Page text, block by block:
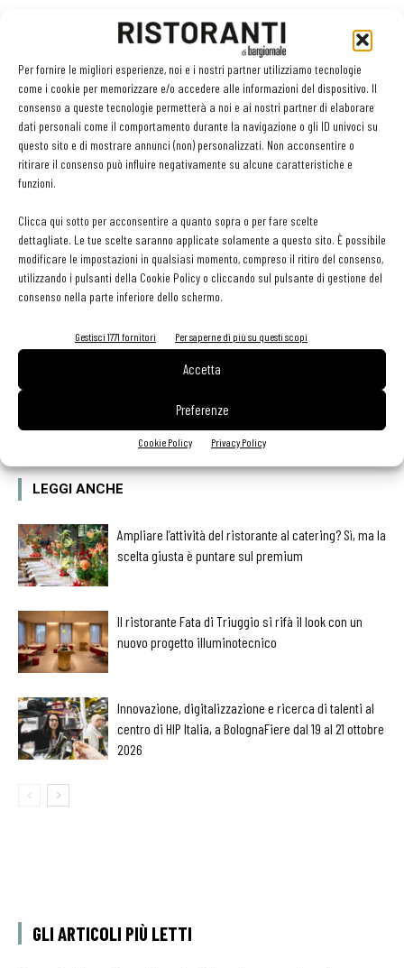
Per fornire le migliori esperienze, noi e i nostri partner utilizziamo tecnologie
come i cookie per memorizzare e/o accedere alle informazioni del dispositivo. Il
consenso a queste tecnologie permetterà a noi e ai nostri partner di elaborare
dati personali come il comportamento durante la navigazione o gli ID univoci su
questo sito e di mostrare annunci (non) personalizzati. Non acconsentire o
ritirare il consenso può influire negativamente su alcune caratteristiche e
funzioni.
Clicca qui sotto per acconsentire a quanto sopra o per fare scelte
dettagliate. Le tue scelte saranno applicate solamente a questo sito. È possibile
modificare le impostazioni in qualsiasi momento, compreso il ritiro del consenso,
utilizzando i pulsanti della Cookie Policy o cliccando sul pulsante di gestione del
consenso nella parte inferiore dello schermo.
Gestisci 1771 fornitori Per saperne di più su questi scopi
Accetta
Preferenze
Cookie Policy Privacy Policy
ciascun piatto una scheda tecnica e foto a disposizione del
personale di cucina. Non solo. Il Vademecum -consultabile
cliccando su questolink- dà anche pratiche indicazioni per
mettere in atto eventuali donazioni di cibo in surplus alle
organizzazioni benefiche, in sintonia con lo spirito della Legge 166
del 2016, la cosiddettalegge “antispreco”che promuove la
responsabilità sociale d’impresa proprio perché contribuisce ad
attivare la rete della solidarietà nella comunità.
TAG Apci Metro Italia vademecum
vademecum antisprechi
zero sprechi
zero waste
LEGGI ANCHE
Ampliare l’attività del ristorante al catering? Sì, ma la
scelta giusta è puntare sul premium
Il ristorante Fata di Triuggio si rifà il look con un
nuovo progetto illuminotecnico
Innovazione, digitalizzazione e ricerca di talenti al
centro di HIP Italia, a BolognaFiere dal 19 al 21 ottobre
2026
GLI ARTICOLI PIÙ LETTI